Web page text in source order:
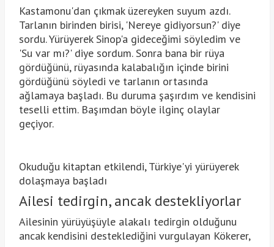
Kastamonu'dan çıkmak üzereyken suyum azdı.
Tarlanın birinden birisi, 'Nereye gidiyorsun?' diye
sordu. Yürüyerek Sinop'a gideceğimi söyledim ve
'Su var mı?' diye sordum. Sonra bana bir rüya
gördüğünü, rüyasında kalabalığın içinde birini
gördüğünü söyledi ve tarlanın ortasında
ağlamaya başladı. Bu duruma şaşırdım ve kendisini
teselli ettim. Başımdan böyle ilginç olaylar
geçiyor.
Okuduğu kitaptan etkilendi, Türkiye'yi yürüyerek
dolaşmaya başladı
Ailesi tedirgin, ancak destekliyorlar
Ailesinin yürüyüşüyle alakalı tedirgin olduğunu
ancak kendisini desteklediğini vurgulayan Kökerer,